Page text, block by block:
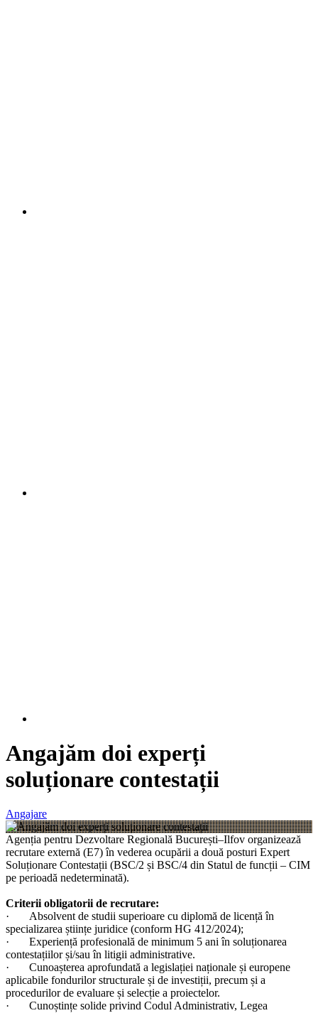
Angajăm doi experți
soluționare contestații
Angajare
Agenția pentru Dezvoltare Regională București–Ilfov organizează
recrutare externă (E7) în vederea ocupării a două posturi Expert
Soluționare Contestații (BSC/2 și BSC/4 din Statul de funcții – CIM
pe perioadă nedeterminată).
Criterii obligatorii de recrutare:
· Absolvent de studii superioare cu diplomă de licență în
specializarea științe juridice (conform HG 412/2024);
· Experiență profesională de minimum 5 ani în soluționarea
contestațiilor și/sau în litigii administrative.
· Cunoașterea aprofundată a legislației naționale și europene
aplicabile fondurilor structurale și de investiții, precum și a
procedurilor de evaluare și selecție a proiectelor.
· Cunoștințe solide privind Codul Administrativ, Legea